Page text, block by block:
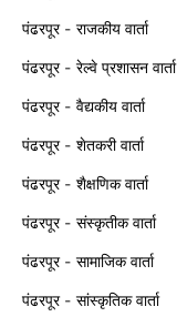
पंढरपूर - राजकीय वार्ता
पंढरपूर - रेल्वे प्रशासन वार्ता
पंढरपूर - वैद्यकीय वार्ता
पंढरपूर - शेतकरी वार्ता
पंढरपूर - शैक्षणिक वार्ता
पंढरपूर - संस्कृतीक वार्ता
पंढरपूर - सामाजिक वार्ता
पंढरपूर - सांस्कृतिक वार्ता